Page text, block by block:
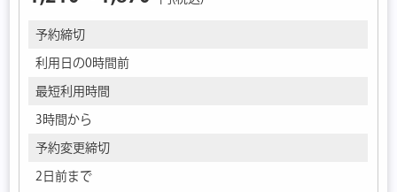
予約締切
利用日の0時間前
最短利用時間
3時間から
予約変更締切
2日前まで